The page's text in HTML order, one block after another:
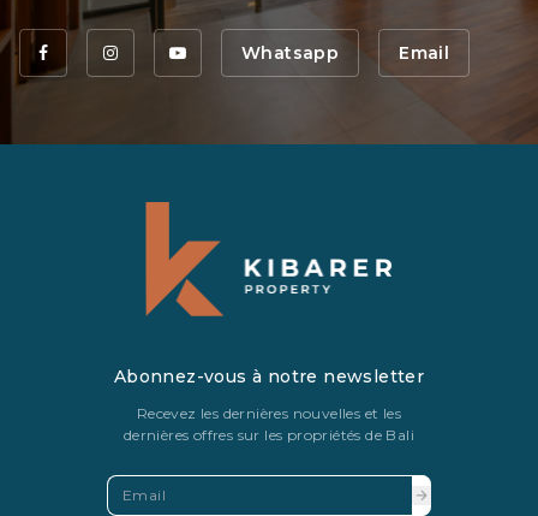
Whatsapp Email
Abonnez-vous à notre newsletter
Recevez les dernières nouvelles et les
dernières offres sur les propriétés de Bali